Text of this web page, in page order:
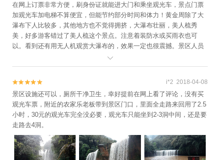
城文化旅游景区+都匀秦汉影视城+东田都匀乐园
+四洞仙境+朱家山国家森林公园+赤水国家级风
景名胜区+猴耳天坑·极限酷玩公园-已下线+杉木
湖景区+太阳坪映山红景区+正安桃花源记景区
+天河潭艺术灯光展+赤水白云山国际旅游风景区
水乡+青岩浪漫谷+十二背后·地下河谷景区+茶海
之心景区+赤水丹霞-已下线+荔波酷玩森林+大娄
山度假村+龙里油画大草原+南江云渡天桥+贵州
乌江寨国际旅游度假区+路游憩·绿博园露营地
+遵义古城+荔波古镇+贵阳桃源河景区+平塘风
景区+贵州酒仙洞景区+平塘天硐+赤水湾古镇
+中国天眼·星游记场馆+十二背后·双河谷景区--
在网上订票非常方便，刷身份证就能进大门和乘坐观光车，景点门票
加观光车加电梯不算便宜，但能节约部分时间和体力！黄金周除了大
瀑布下人比较多，其他地方也不觉得拥挤，大瀑布壮丽，美人梳秀
美，好多游客错过了美人梳这个景点。注意着装防水或买雨衣也可
以。看到还有用无人机观赏大瀑布的，效果一定也很震撼。景区人员
热情负责，有问必答，景区卫生和设施完善，洗手间统一装修，干净
卫生，备纸充足！景色很美，希望早日成为5A景区。


 i*2 2018-04-08
景区设施还可以，厕所干净卫生，幸好提前在网上看了评论，没有买
观光车票，附近的农家乐老板带到景区门口，里面全走路来回用了2.5
小时，30元的观光车完全没必要，观光车只能坐到2-3洞中间，还是要
走路去4洞。